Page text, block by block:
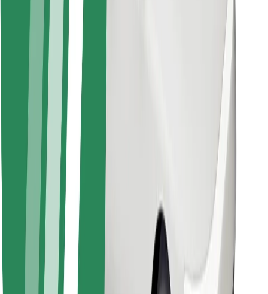
Restoranlar üçün
Biznes üçün Bolt
Digər
Təchizatçılar
Qaydalar və Şərtlər
Kukilər
Təhlükəsizlik
Dəqiqələr ərzində gediş əldə et!
Sevdiyiniz yeməyi tapın!
Bolt Food tətbiqini endir